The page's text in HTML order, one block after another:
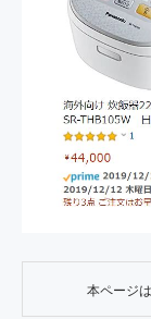
本ページ